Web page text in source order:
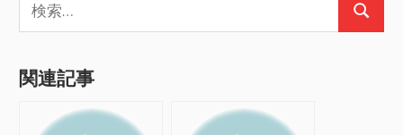
索:
検
関連記事